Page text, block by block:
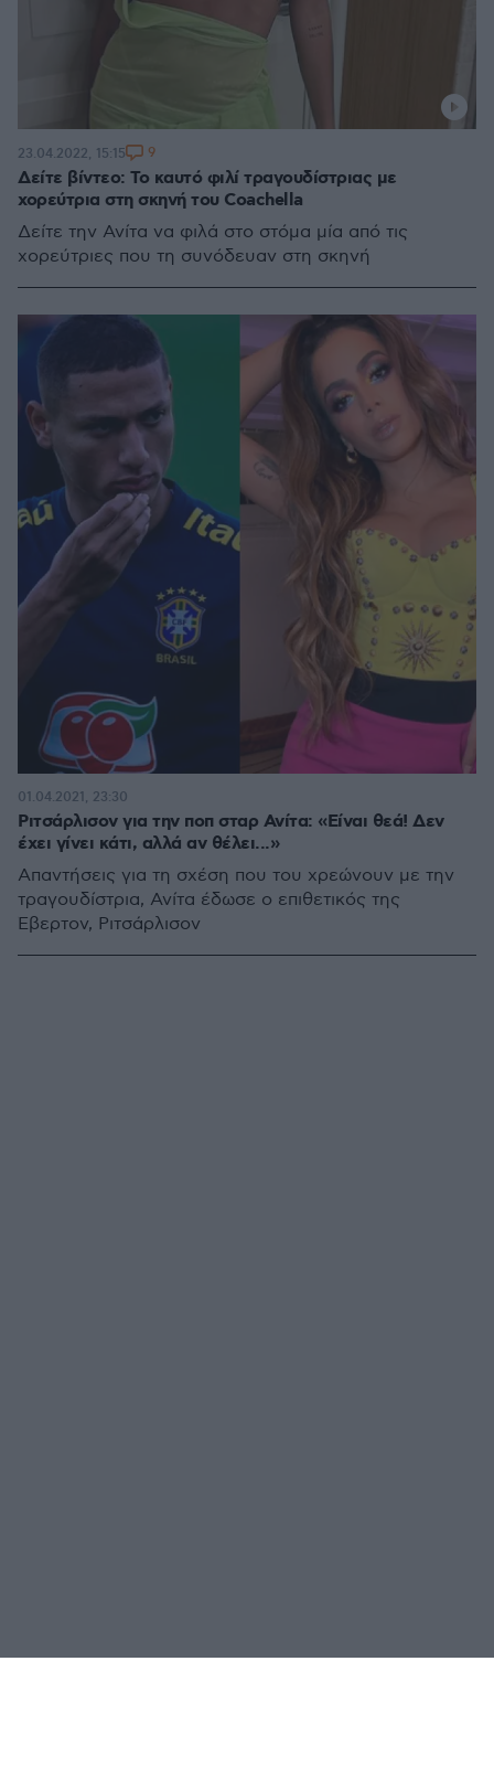
Δείτε βίντεο: Το καυτό φιλί τραγουδίστριας με
χορεύτρια στη σκηνή του Coachella
Δείτε την Ανίτα να φιλά στο στόμα μία από τις
χορεύτριες που τη συνόδευαν στη σκηνή
23.04.2022, 15:15 9
Ριτσάρλισον για την ποπ σταρ Ανίτα: «Είναι θεά! Δεν
έχει γίνει κάτι, αλλά αν θέλει...»
Απαντήσεις για τη σχέση που του χρεώνουν με την
τραγουδίστρια, Ανίτα έδωσε ο επιθετικός της
Έβερτον, Ριτσάρλισον
01.04.2021, 23:30